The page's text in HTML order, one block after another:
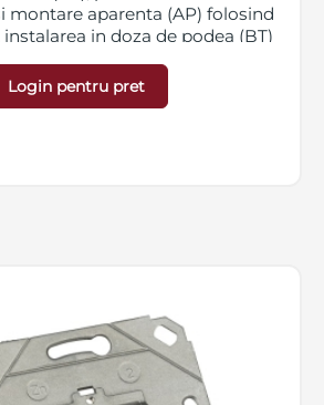
montare aparenta (AP) folosind
in doza de podea (BT)
80mm, latime neta
28mm
Login pentru pret